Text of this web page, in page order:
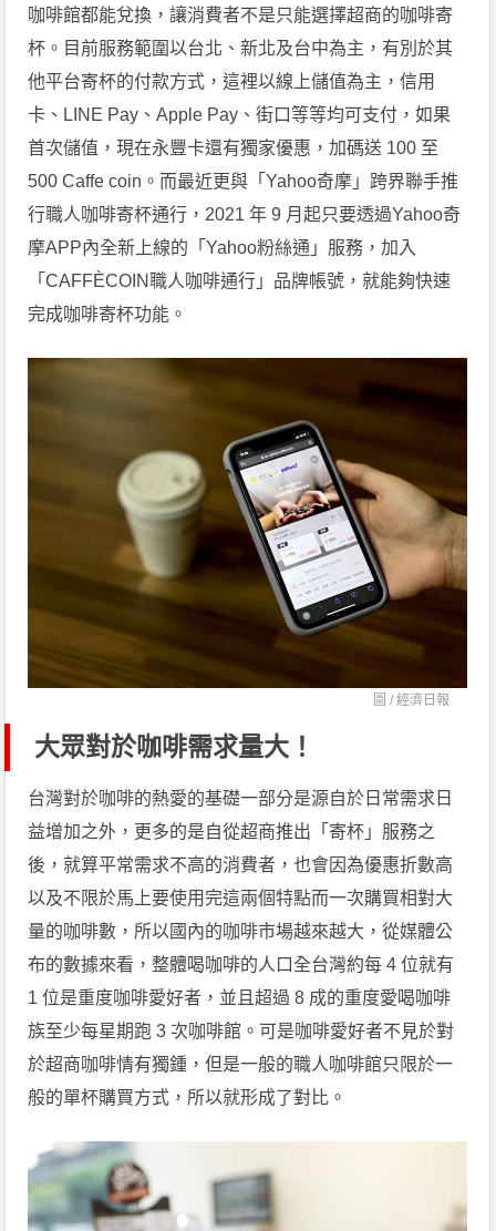
咖啡館都能兌換，讓消費者不是只能選擇超商的咖啡寄
杯。目前服務範圍以台北、新北及台中為主，有別於其
他平台寄杯的付款方式，這裡以線上儲值為主，信用
卡、LINE Pay、Apple Pay、街口等等均可支付，如果
首次儲值，現在永豐卡還有獨家優惠，加碼送 100 至
500 Caffe coin。而最近更與「Yahoo奇摩」跨界聯手推
行職人咖啡寄杯通行，2021 年 9 月起只要透過Yahoo奇
摩APP內全新上線的「Yahoo粉絲通」服務，加入
「CAFFÈCOIN職人咖啡通行」品牌帳號，就能夠快速
完成咖啡寄杯功能。
圖 /經濟日報
大眾對於咖啡需求量大！
台灣對於咖啡的熱愛的基礎一部分是源自於日常需求日
益增加之外，更多的是自從超商推出「寄杯」服務之
後，就算平常需求不高的消費者，也會因為優惠折數高
以及不限於馬上要使用完這兩個特點而一次購買相對大
量的咖啡數，所以國內的咖啡市場越來越大，從媒體公
布的數據來看，整體喝咖啡的人口全台灣約每 4 位就有
1 位是重度咖啡愛好者，並且超過 8 成的重度愛喝咖啡
族至少每星期跑 3 次咖啡館。可是咖啡愛好者不見於對
於超商咖啡情有獨鍾，但是一般的職人咖啡館只限於一
般的單杯購買方式，所以就形成了對比。